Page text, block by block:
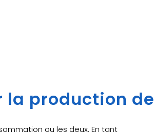
la production de
ou les deux. En tant